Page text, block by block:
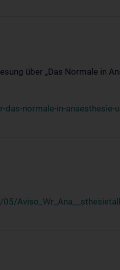
über „Das Normale in
normale-in-anaesthesie-